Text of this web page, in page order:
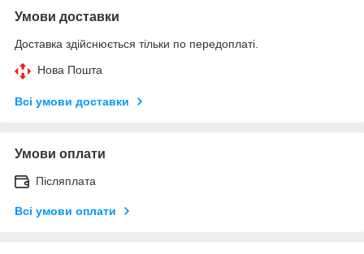
Умови доставки
Доставка здійснюється тільки по передоплаті.
Нова Пошта
Всі умови доставки
Умови оплати
Післяплата
Всі умови оплати